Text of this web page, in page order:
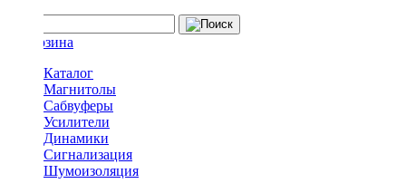
Каталог
Магнитолы
Сабвуферы
Усилители
Динамики
Сигнализация
Шумоизоляция